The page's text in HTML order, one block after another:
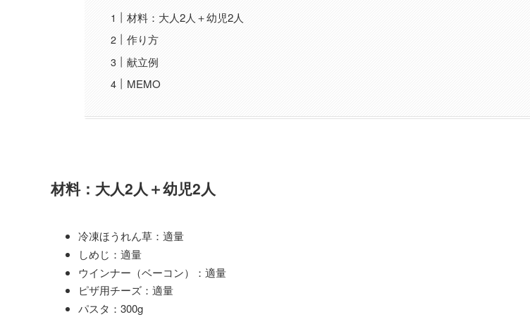
材料：大人2人＋幼児2人
作り方
献立例
MEMO
材料：大人2人＋幼児2人
冷凍ほうれん草：適量
しめじ：適量
ウインナー（ベーコン）：適量
ピザ用チーズ：適量
パスタ：300g